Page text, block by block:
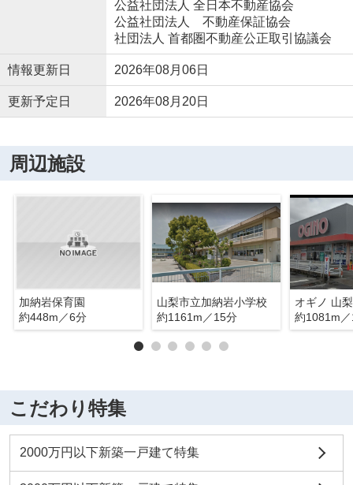
公益社団法人 全日本不動産協会
公益社団法人 不動産保証協会
社団法人 首都圏不動産公正取引協議会
情報更新日 2026年08月06日
更新予定日 2026年08月20日
周辺施設
加納岩保育園
約448m／6分
山梨市立加納岩小学校
約1161m／15分
オギノ 山
約1081m
こだわり特集
2000万円以下新築一戸建て特集